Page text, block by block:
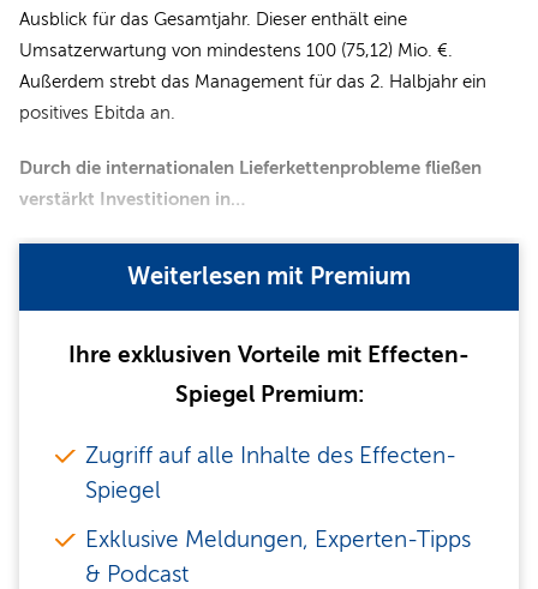
Ausblick für das Gesamtjahr. Dieser enthält eine
Umsatzerwartung von mindestens 100 (75,12) Mio. €.
Außerdem strebt das Management für das 2. Halbjahr ein
positives Ebitda an.
Durch die internationalen Lieferkettenprobleme fließen
verstärkt Investitionen in…
Weiterlesen mit Premium
Ihre exklusiven Vorteile mit Effecten-
Spiegel Premium:
Zugriff auf alle Inhalte des Effecten-
Spiegel
Exklusive Meldungen, Experten-Tipps
& Podcast